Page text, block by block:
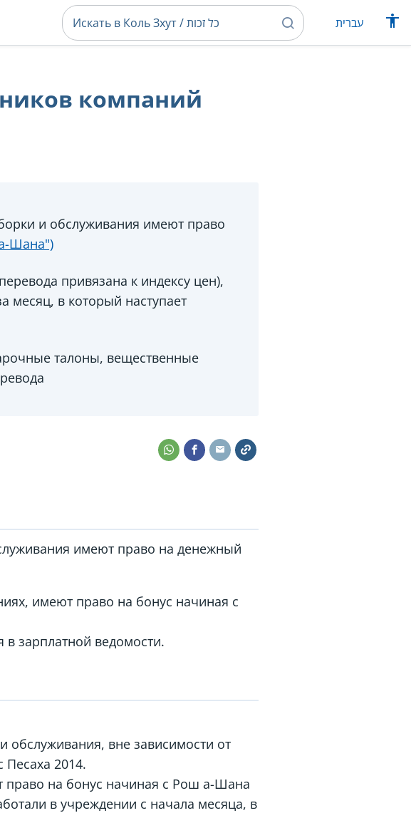
עברית
компаний
и обслуживания имеют право
Шана")
привязана к индексу цен),
месяц, в который наступает
талоны, вещественные
имеют право на денежный
имеют право на бонус начиная с
в зарплатной ведомости.
вне зависимости от
Песаха 2014.
право на бонус начиная с Рош а-Шана
в учреждении с начала месяца, в